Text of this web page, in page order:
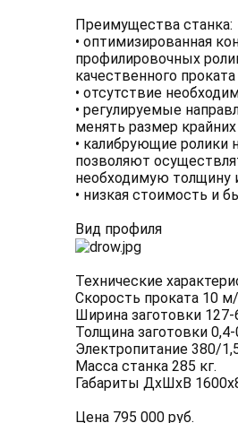
Преимущества станка:
• оптимизированная
профилировочных
качественного
• отсутствие
• регулируемые
менять размер
• калибрующие ролики
позволяют
необходимую толщину
• низкая стоимость и
Вид профиля
Технические
Скорость проката 10
Ширина заготовки
Толщина заготовки
Электропитание 380/
Масса станка 285 кг.
Габариты ДхШхВ
Цена 795 000 руб.